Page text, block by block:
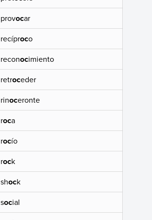
provocar
recíproco
reconocimiento
retroceder
rinoceronte
roca
rocío
rock
shock
social